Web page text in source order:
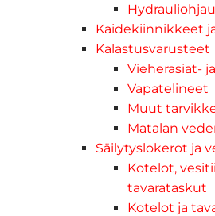
Kaidekiinnikkeet
Kalastusvarusteet
Vieherasiat-
Vapatelineet
Muut
Matalan
Säilytyslokerot ja
Kotelot,
tavarataskut
Kotelot ja